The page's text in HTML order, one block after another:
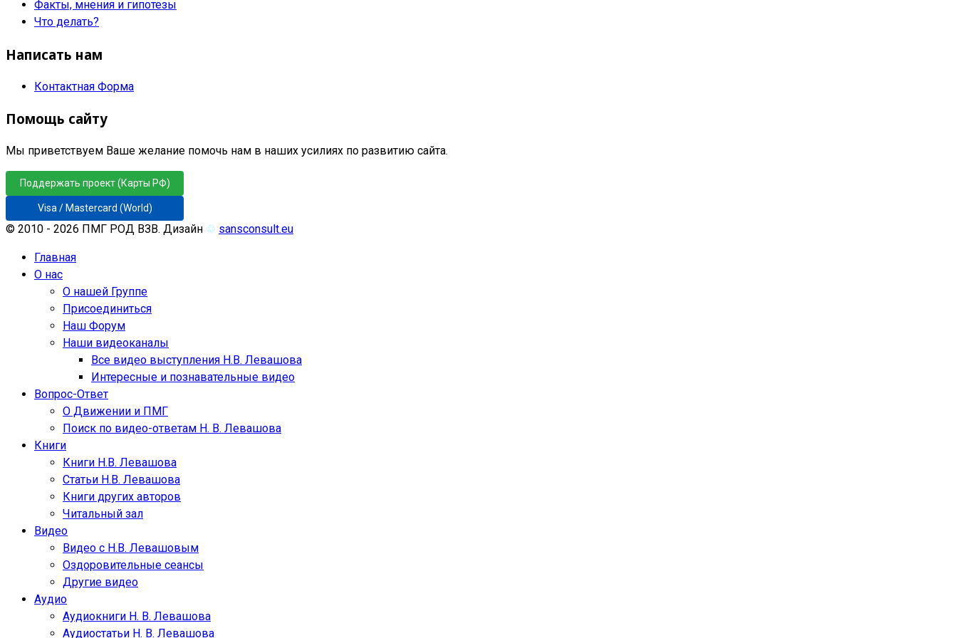
Факты, мнения и гипотезы
Что делать?
Написать нам
Контактная Форма
Помощь сайту
Мы приветствуем Ваше желание помочь нам в наших усилиях по развитию сайта.
Поддержать проект (Карты РФ)
Visa / Mastercard (World)
© 2010 - 2026 ПМГ РОД ВЗВ. Дизайн ♲ sansconsult.eu
Главная
О нас
О нашей Группе
Присоединиться
Наш Форум
Наши видеоканалы
Все видео выступления Н.В. Левашова
Интересные и познавательные видео
Вопрос-Ответ
О Движении и ПМГ
Поиск по видео-ответам Н. В. Левашова
Книги
Книги Н.В. Левашова
Статьи Н.В. Левашова
Книги других авторов
Читальный зал
Видео
Видео с Н.В. Левашовым
Оздоровительные сеансы
Другие видео
Аудио
Аудиокниги Н. В. Левашова
Аудиостатьи Н. В. Левашова